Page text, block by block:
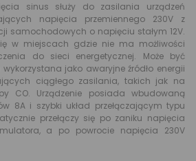
sinus służy do zasilania urządzeń
napięcia przemiennego 230V z
samochodowych o napięciu stałym 12V.
w miejscach gdzie nie ma możliwości
do sieci energetycznej. Może być
jako awaryjne źródło energii
ciągłego zasilania, takich jak na
CO. Urządzenie posiada wbudowaną
8A i szybki układ przełączającym typu
przełączy się po zaniku napięcia
a po powrocie napięcia 230V